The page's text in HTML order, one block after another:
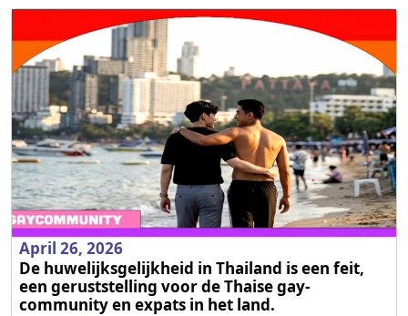
April 26, 2026
De huwelijksgelijkheid in Thailand is een feit,
een geruststelling voor de Thaise gay-
community en expats in het land.